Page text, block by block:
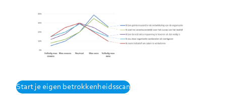
Start je eigen betrokkenheidsscan